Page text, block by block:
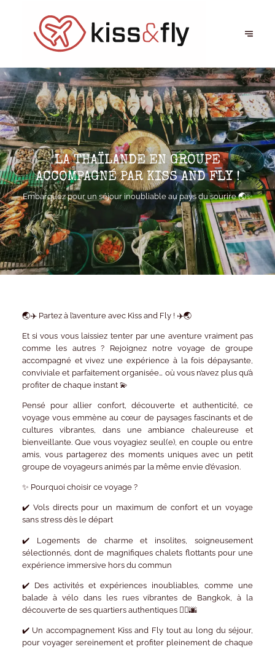
LA THAÏLANDE EN GROUPE
ACCOMPAGNÉ PAR KISS AND FLY !
Embarquez pour un séjour inoubliable au pays du sourire 🌏✨
🌏✈️ Partez à l’aventure avec Kiss and Fly ! ✈️🌏
Et si vous vous laissiez tenter par une aventure vraiment pas
comme les autres ? Rejoignez notrevoyage de groupe
accompagnéet vivez une expérience à la fois dépaysante,
conviviale et parfaitement organisée… où vous n’avez plus qu’à
profiter de chaque instant 💫
Pensé pour allier confort, découverte et authenticité, ce
voyage vous emmène au cœur de paysages fascinants et de
cultures vibrantes, dans une ambiance chaleureuse et
bienveillante. Que vous voyagiez seul(e), en couple ou entre
amis, vous partagerez des moments uniques avec un petit
groupe de voyageurs animés par la même envie d’évasion.
✨ Pourquoi choisir ce voyage ?
✔️ Vols directspour un maximum de confort et un voyage
sans stress dès le départ
✔️ Logements de charme et insolites , soigneusement
sélectionnés, dont de magnifiqueschalets flottantspour une
expérience immersive hors du commun
✔️ Des activités et expériences inoubliables , comme une
balade à vélo dans les rues vibrantes de Bangkok , à la
découverte de ses quartiers authentiques 🚴‍♂️🌆
✔️ Un accompagnement Kiss and Fly tout au long du séjour,
pour voyager sereinement et profiter pleinement de chaque